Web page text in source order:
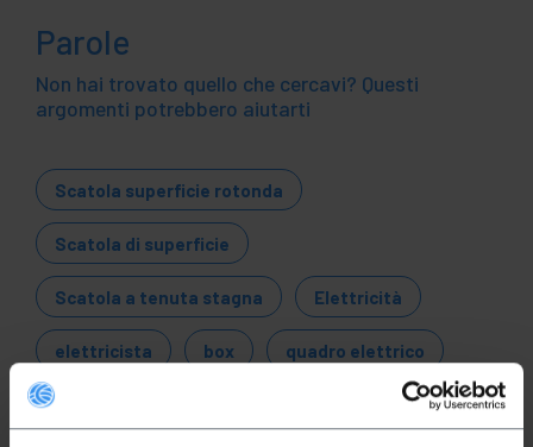
Parole
Non hai trovato quello che cercavi? Questi
argomenti potrebbero aiutarti
Scatola superficie rotonda
Scatola di superficie
Scatola a tenuta stagna Elettricità
elettricista box quadro elettrico